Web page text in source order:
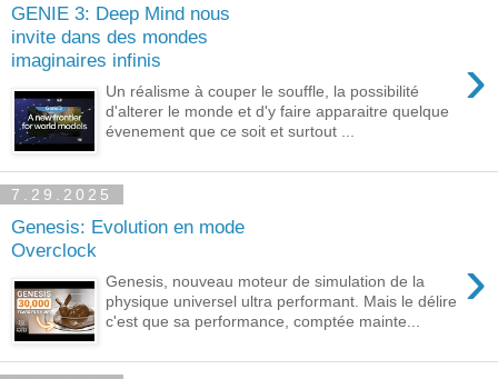
GENIE 3: Deep Mind nous
invite dans des mondes
imaginaires infinis
›
Un réalisme à couper le souffle, la possibilité
d'alterer le monde et d'y faire apparaitre quelque
évenement que ce soit et surtout ...
7.29.2025
Genesis: Evolution en mode
Overclock
›
Genesis, nouveau moteur de simulation de la
physique universel ultra performant. Mais le délire
c'est que sa performance, comptée mainte...